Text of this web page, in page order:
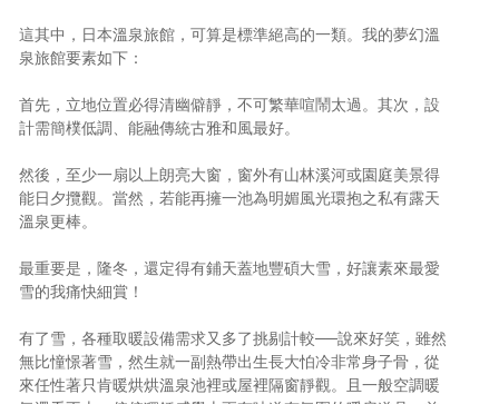
這其中，日本溫泉旅館，可算是標準絕高的一類。我的夢幻溫
泉旅館要素如下：
首先，立地位置必得清幽僻靜，不可繁華喧鬧太過。其次，設
計需簡樸低調、能融傳統古雅和風最好。
然後，至少一扇以上朗亮大窗，窗外有山林溪河或園庭美景得
能日夕攬觀。當然，若能再擁一池為明媚風光環抱之私有露天
溫泉更棒。
最重要是，隆冬，還定得有鋪天蓋地豐碩大雪，好讓素來最愛
雪的我痛快細賞！
有了雪，各種取暖設備需求又多了挑剔計較──說來好笑，雖然
無比憧憬著雪，然生就一副熱帶出生長大怕冷非常身子骨，從
來任性著只肯暖烘烘溫泉池裡或屋裡隔窗靜觀。且一般空調暖